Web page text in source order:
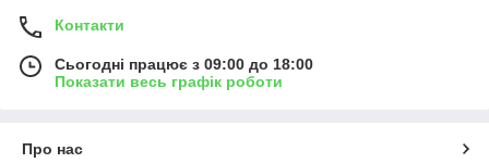
Контакти
Сьогодні працює з 09:00 до 18:00
Показати весь графік роботи
Про нас